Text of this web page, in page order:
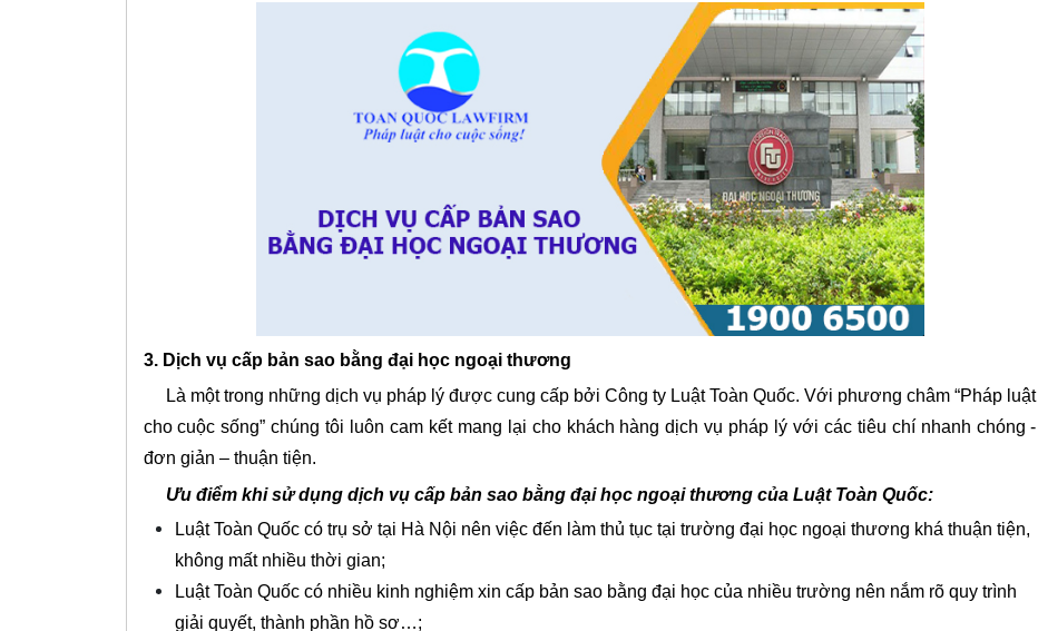
3. Dịch vụ cấp bản sao bằng đại học ngoại thương
Là một trong những dịch vụ pháp lý được cung cấp bởi Công ty Luật Toàn Quốc. Với phương châm “Pháp luật
cho cuộc sống” chúng tôi luôn cam kết mang lại cho khách hàng dịch vụ pháp lý với các tiêu chí nhanh chóng -
đơn giản – thuận tiện.
Ưu điểm khi sử dụng dịch vụ cấp bản sao bằng đại học ngoại thương của Luật Toàn Quốc:
Luật Toàn Quốc có trụ sở tại Hà Nội nên việc đến làm thủ tục tại trường đại học ngoại thương khá thuận tiện,
không mất nhiều thời gian;
Luật Toàn Quốc có nhiều kinh nghiệm xin cấp bản sao bằng đại học của nhiều trường nên nắm rõ quy trình
giải quyết, thành phần hồ sơ…;